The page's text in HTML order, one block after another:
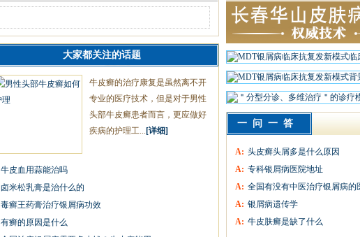
大家都关注的话题
牛皮癣的治疗康复是虽然离不开
专业的医疗技术，但是对于男性
头部牛皮癣患者而言，更应做好
疾病的护理工... [详细]
牛皮血用蒜能治吗
卤米松乳膏是治什么的
毒癣王药膏治疗银屑病功效
有癣的原因是什么
一问一答
A: 头皮癣头屑多是什么原因
A: 专科银屑病医院地址
A: 全国有没有中医治疗银屑病的
A: 银屑病遗传学
A: 牛皮肤癣是缺了什么